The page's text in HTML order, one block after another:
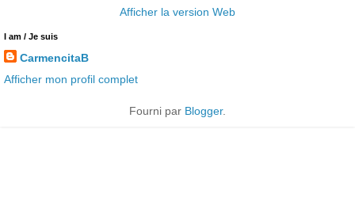
Afficher la version Web
I am / Je suis
CarmencitaB
Afficher mon profil complet
Fourni par Blogger.